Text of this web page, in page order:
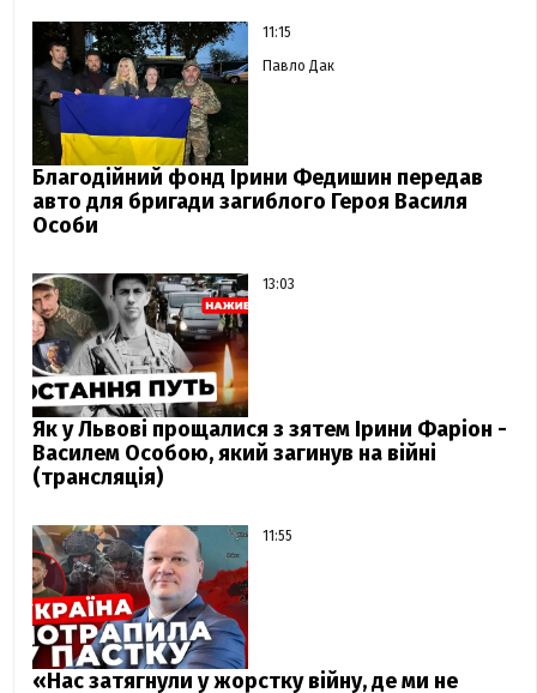
11:15
Павло Дак
Благодійний фонд Ірини Федишин передав
авто для бригади загиблого Героя Василя
Особи
13:03
Як у Львові прощалися з зятем Ірини Фаріон -
Василем Особою, який загинув на війні
(трансляція)
11:55
«Нас затягнули у жорстку війну, де ми не